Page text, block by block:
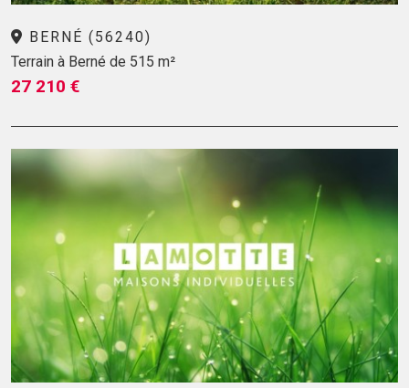
BERNÉ (56240)
Terrain à Berné de 515 m²
27 210 €